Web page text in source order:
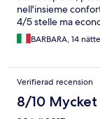
up! We saw the
walking off the
later than reviews
morning was
great stay - thank
nell'insieme
4/5 stelle ma
BARBARA, 14
Verifierad recension
8/10 Mycket